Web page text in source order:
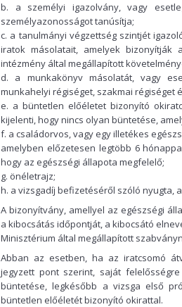
b. a személyi igazolvány, vagy
személyazonosságot tanúsítja;
c. a tanulmányi végzettség szintjét
iratok másolatait, amelyek bizonyítják
intézmény által megállapított
d. a munkakönyv másolatát, vagy
munkahelyi régiséget, szakmai régiséget
e. a büntetlen előéletet bizonyító
kijelenti, hogy nincs olyan büntetése,
f. a családorvos, vagy egy illetékes
amelyben előzetesen legtöbb 6
hogy az egészségi állapota megfelelő;
g. önéletrajz;
h. a vizsgadíj befizetéséről szóló nyugta,
A bizonyítvány, amellyel az egészségi
a kibocsátás időpontját, a kibocsátó
Minisztérium által megállapított
Abban az esetben, ha az iratcsomó
jegyzett pont szerint, saját
büntetése, legkésőbb a vizsga első
büntetlen előéletét bizonyító okirattal.